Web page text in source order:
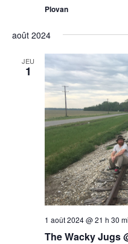
Plovan
août 2024
JEU
1
1 août 2024 @ 21 h 30
The Wacky Jugs